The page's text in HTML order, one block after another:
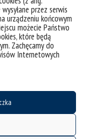
przez serwis
urządzeniu końcowym
możecie Państwo
które będą
Zachęcamy do
Internetowych
Stefanova,
, Wydział
Edukacji